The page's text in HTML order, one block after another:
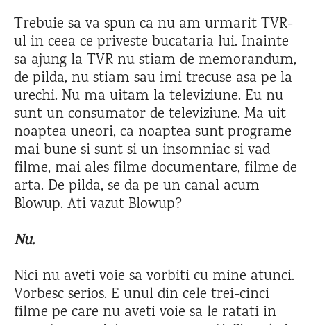
Trebuie sa va spun ca nu am urmarit TVR-
ul in ceea ce priveste bucataria lui. Inainte
sa ajung la TVR nu stiam de memorandum,
de pilda, nu stiam sau imi trecuse asa pe la
urechi. Nu ma uitam la televiziune. Eu nu
sunt un consumator de televiziune. Ma uit
noaptea uneori, ca noaptea sunt programe
mai bune si sunt si un insomniac si vad
filme, mai ales filme documentare, filme de
arta. De pilda, se da pe un canal acum
Blowup. Ati vazut Blowup?
Nu.
Nici nu aveti voie sa vorbiti cu mine atunci.
Vorbesc serios. E unul din cele trei-cinci
filme pe care nu aveti voie sa le ratati in